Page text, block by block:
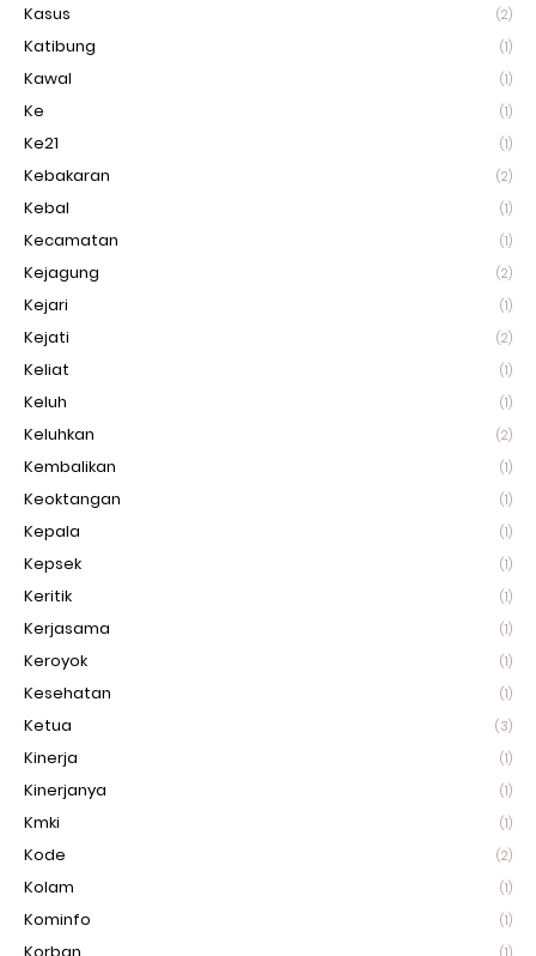
Kasus (2)
Katibung (1)
Kawal (1)
Ke (1)
Ke21 (1)
Kebakaran (2)
Kebal (1)
Kecamatan (1)
Kejagung (2)
Kejari (1)
Kejati (2)
Keliat (1)
Keluh (1)
Keluhkan (2)
Kembalikan (1)
Keoktangan (1)
Kepala (1)
Kepsek (1)
Keritik (1)
Kerjasama (1)
Keroyok (1)
Kesehatan (1)
Ketua (3)
Kinerja (1)
Kinerjanya (1)
Kmki (1)
Kode (2)
Kolam (1)
Kominfo (1)
Korban